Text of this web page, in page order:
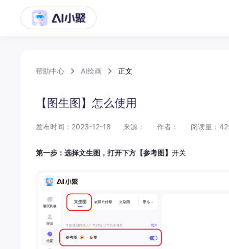
帮助中心 AI绘画 正文
【图生图】怎么使用
发布时间：2023-12-18 来源： 作者： 阅读量：
第一步：选择文生图，打开下方 【参考图】 开关